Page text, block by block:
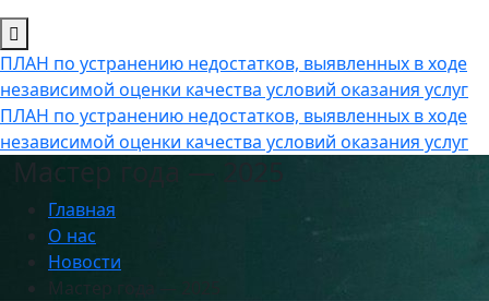
ПЛАН по устранению недостатков, выявленных в ходе
независимой оценки качества условий оказания услуг
ПЛАН по устранению недостатков, выявленных в ходе
независимой оценки качества условий оказания услуг
Мастер года — 2025
Главная
О нас
Новости
Мастер года — 2025